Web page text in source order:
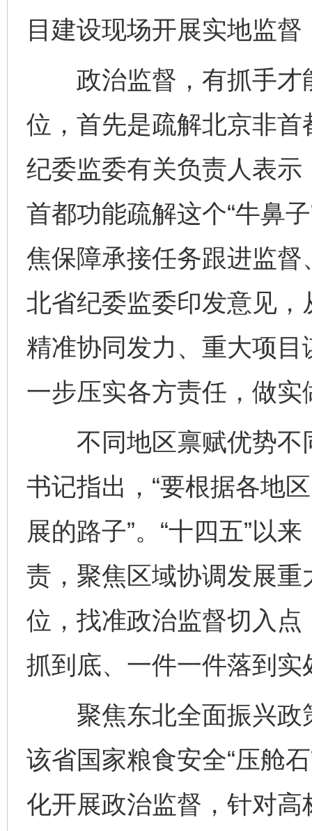
目建设现场开展实地监
政治监督，有抓手才
位，首先是疏解北京非首
纪委监委有关负责人表
首都功能疏解这个“牛鼻
焦保障承接任务跟进监
北省纪委监委印发意见
精准协同发力、重大项
一步压实各方责任，做实
不同地区禀赋优势不
书记指出，“要根据各地
展的路子”。“十四五”以
责，聚焦区域协调发展
位，找准政治监督切入
抓到底、一件一件落到实
聚焦东北全面振兴政
该省国家粮食安全“压舱
化开展政治监督，针对